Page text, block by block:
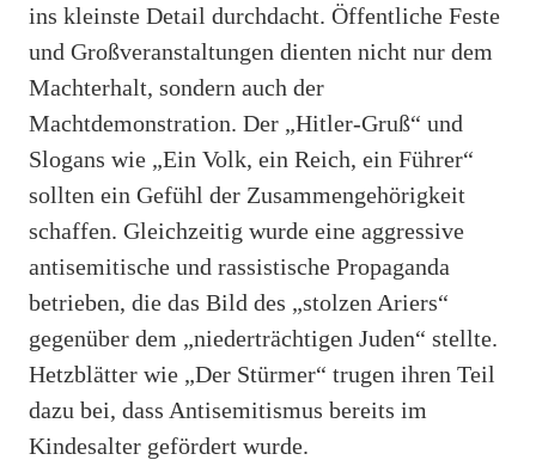
ins kleinste Detail durchdacht. Öffentliche Feste
und Großveranstaltungen dienten nicht nur dem
Machterhalt, sondern auch der
Machtdemonstration. Der „Hitler-Gruß“ und
Slogans wie „Ein Volk, ein Reich, ein Führer“
sollten ein Gefühl der Zusammengehörigkeit
schaffen. Gleichzeitig wurde eine aggressive
antisemitische und rassistische Propaganda
betrieben, die das Bild des „stolzen Ariers“
gegenüber dem „niederträchtigen Juden“ stellte.
Hetzblätter wie „Der Stürmer“ trugen ihren Teil
dazu bei, dass Antisemitismus bereits im
Kindesalter gefördert wurde.